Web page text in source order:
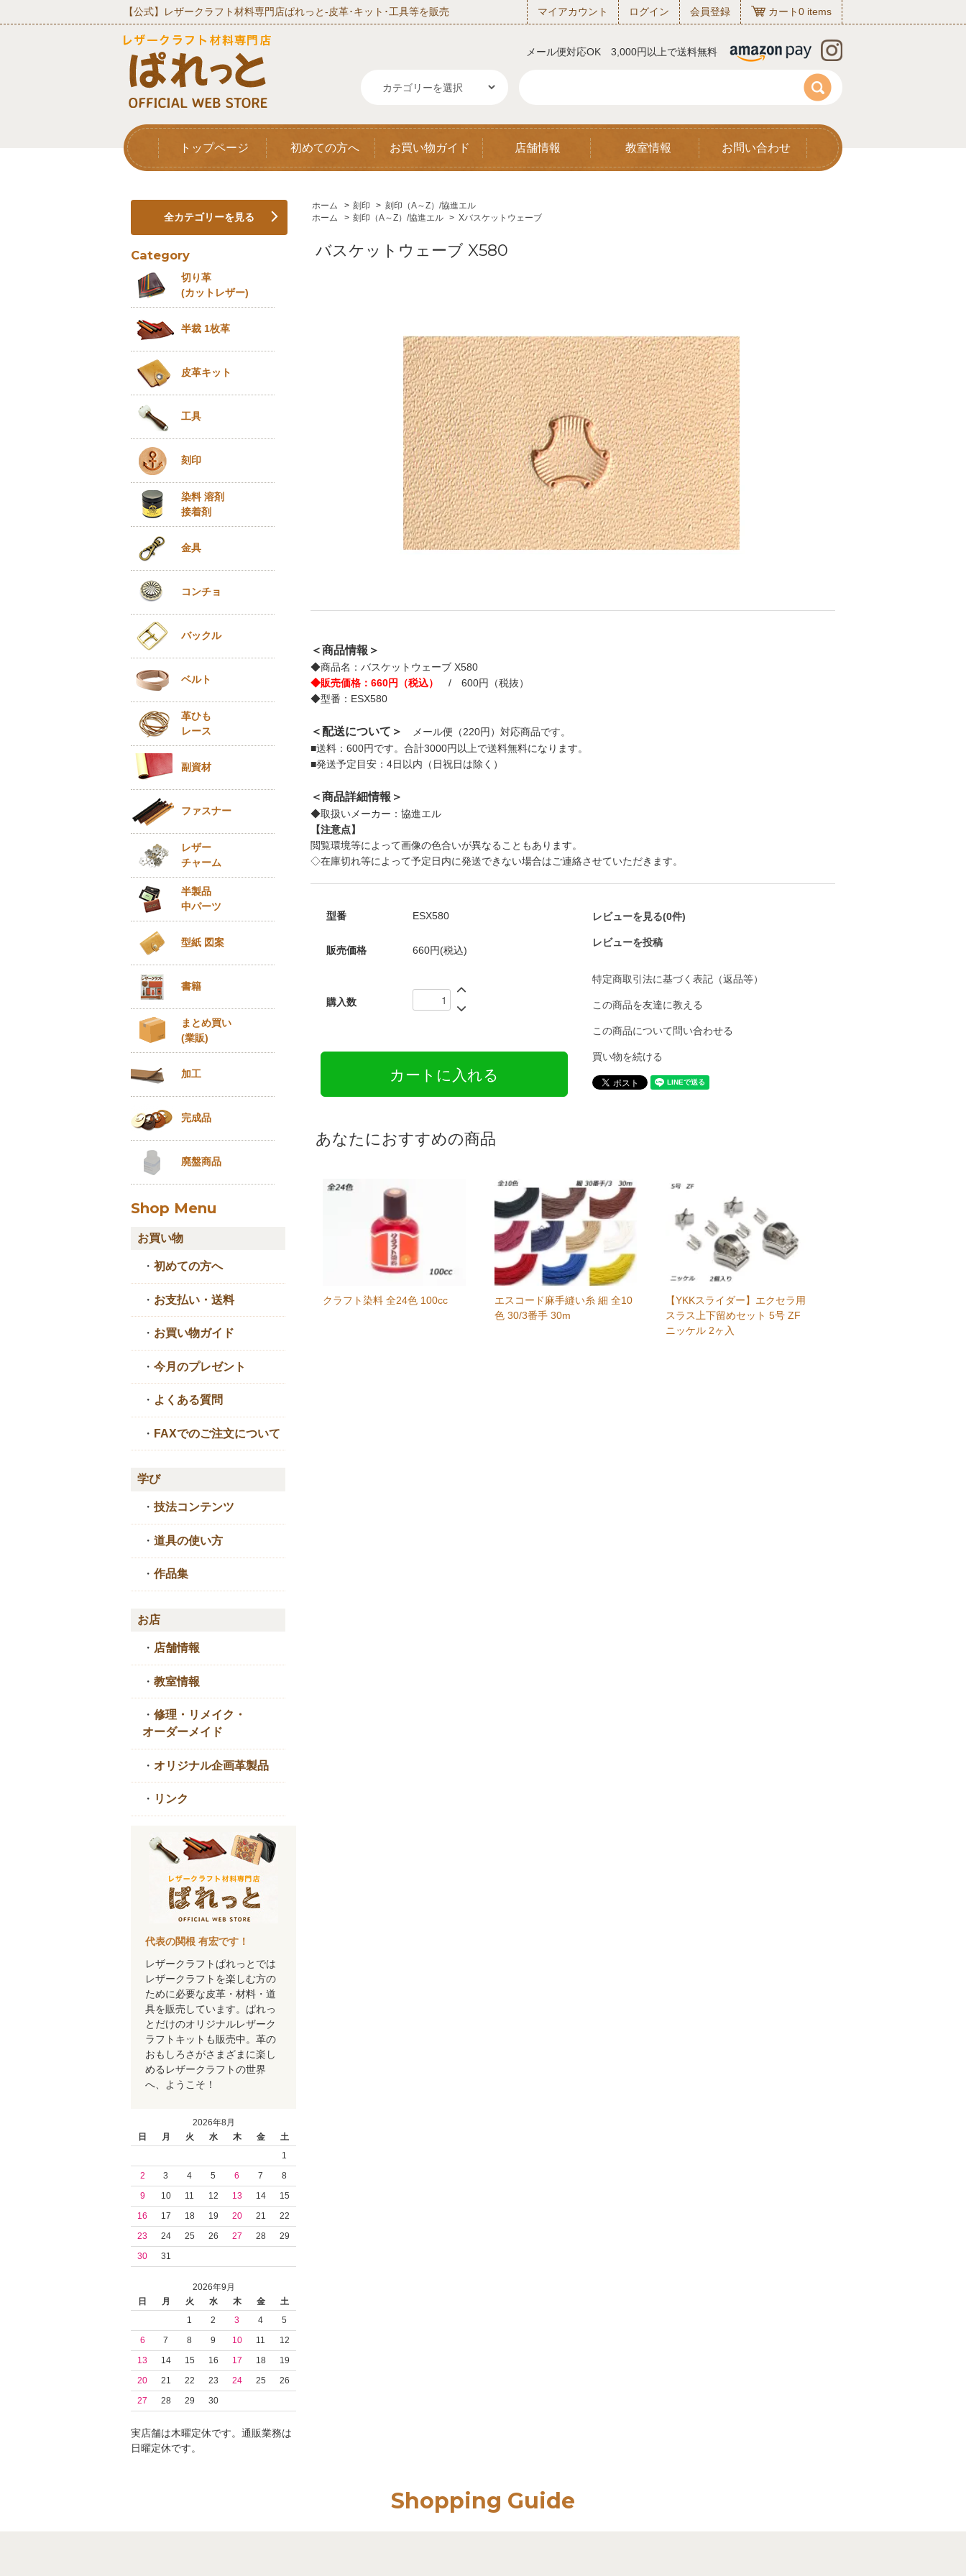
【公式】レザークラフト材料専門店ぱれっと‐皮革･キット･工具等を販売 マイアカウント ログイン 会員登録 カート0 items
メール便対応OK 3,000円以上で送料無料
トップページ 初めての方へ お買い物ガイド 店舗情報 教室情報 お問い合わせ
ホーム > 刻印 > 刻印（A～Z）/協進エル
ホーム
> 刻印（A～Z）/協進エル > Xバスケットウェーブ
バスケットウェーブ X580
＜商品情報＞
◆商品名：バスケットウェーブ X580
◆販売価格：660円（税込）
/ 600円（税抜）
◆型番：ESX580
＜配送について＞
メール便（220円）対応商品です。
■送料：600円です。合計3000円以上で送料無料になります。
■発送予定目安：4日以内（日祝日は除く）
＜商品詳細情報＞
◆取扱いメーカー：協進エル
【注意点】
閲覧環境等によって画像の色合いが異なることもあります。
◇在庫切れ等によって予定日内に発送できない場合はご連絡させていただきます。
型番 ESX580
販売価格 660円(税込)
購入数
レビューを見る(0件)
レビューを投稿
特定商取引法に基づく表記（返品等）
この商品を友達に教える
この商品について問い合わせる
買い物を続ける
あなたにおすすめの商品
クラフト染料 全24色 100cc
エスコード麻手縫い糸 細 全10
色 30/3番手 30m
【YKKスライダー】エクセラ用
スラス上下留めセット 5号 ZF
ニッケル 2ヶ入
全カテゴリーを見る
Category
切り革
(カットレザー)
半裁 1枚革
皮革キット
工具
刻印
染料 溶剤
接着剤
金具
コンチョ
バックル
ベルト
革ひも
レース
副資材
ファスナー
レザー
チャーム
半製品
中パーツ
型紙 図案
書籍
まとめ買い
(業販)
加工
完成品
廃盤商品
Shop Menu
お買い物
・ 初めての方へ
・ お支払い・送料
・ お買い物ガイド
・ 今月のプレゼント
・ よくある質問
・ FAXでのご注文について
学び
・ 技法コンテンツ
・ 道具の使い方
・ 作品集
お店
・ 店舗情報
・ 教室情報
・ 修理・リメイク・
オーダーメイド
・ オリジナル企画革製品
・ リンク
代表の関根 有宏です！
レザークラフトぱれっとでは
レザークラフトを楽しむ方の
ために必要な皮革・材料・道
具を販売しています。ぱれっ
とだけのオリジナルレザーク
ラフトキットも販売中。革の
おもしろさがさまざまに楽し
めるレザークラフトの世界
へ、ようこそ！
2026年8月
日
月 火 水 木 金
土
1
2
3 4 5 6 7
8
9
10 11 12 13 14
15
16
17 18 19 20 21
22
23
24 25 26 27 28
29
30
31
2026年9月
日
月 火 水 木 金
土
1
2 3 4
5
6
7 8 9 10 11
12
13
14 15 16 17 18
19
20
21 22 23 24 25
26
27
28 29 30
実店舗は木曜定休です。通販業務は
日曜定休です。
Shopping Guide